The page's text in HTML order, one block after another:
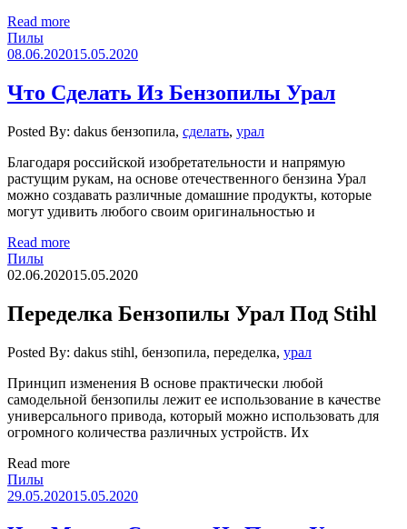
Read more
Пилы
08.06.202015.05.2020
Что Сделать Из Бензопилы Урал
Posted By: dakus бензопила, сделать, урал
Благодаря российской изобретательности и напрямую
растущим рукам, на основе отечественного бензина Урал
можно создавать различные домашние продукты, которые
могут удивить любого своим оригинальностью и
Read more
Пилы
02.06.202015.05.2020
Переделка Бензопилы Урал Под Stihl
Posted By: dakus stihl, бензопила, переделка, урал
Принцип изменения В основе практически любой
самодельной бензопилы лежит ее использование в качестве
универсального привода, который можно использовать для
огромного количества различных устройств. Их
Read more
Пилы
29.05.202015.05.2020